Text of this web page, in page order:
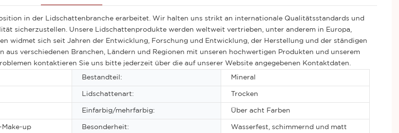
in der Lidschattenbranche erarbeitet. Wir halten uns strikt an internationale Qualitätsstandards und
sicherzustellen. Unsere Lidschattenprodukte werden weltweit vertrieben, unter anderem in Europa,
widmet sich seit Jahren der Entwicklung, Forschung und Entwicklung, der Herstellung und der ständigen
aus verschiedenen Branchen, Ländern und Regionen mit unseren hochwertigen Produkten und unserem
kontaktieren Sie uns bitte jederzeit über die auf unserer Website angegebenen Kontaktdaten.
Bestandteil: Mineral
Lidschattenart: Trocken
Einfarbig/mehrfarbig: Über acht Farben
Make-up Besonderheit: Wasserfest, schimmernd und matt